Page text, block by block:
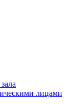
лицами